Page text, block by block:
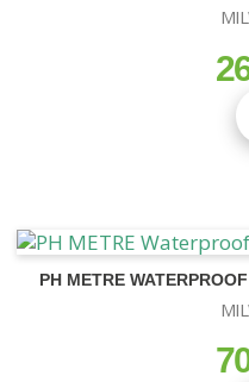
prix
PH METRE
prix